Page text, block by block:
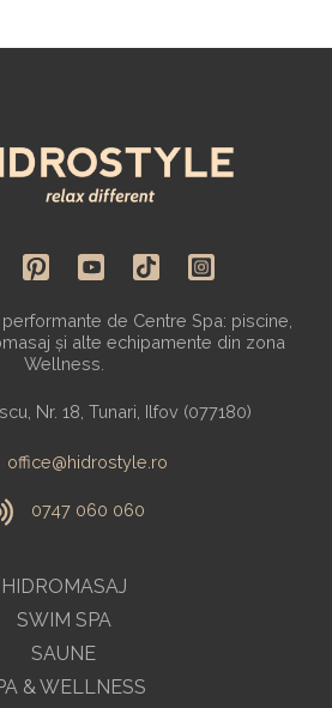
HIDROMASAJ
SWIM SPA
SAUNE
& WELLNESS
de Centre Spa: piscine,
și alte echipamente din zona
Wellness.
Nr. 18, Tunari, Ilfov (077180)
office@hidrostyle.ro
0747 060 060